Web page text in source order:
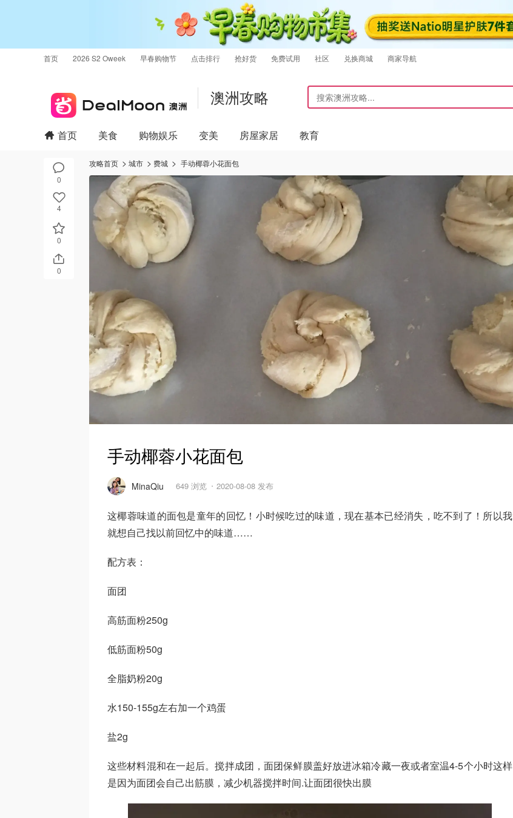
首页 2026 S2 Oweek 早春购物节 点击排行 抢好货 免费试用 社区 兑换商城 商家导航
澳洲攻略
0
4
0
0
首页 美食 购物娱乐 变美 房屋家居 教育
攻略首页 城市 费城 手动椰蓉小花面包
手动椰蓉小花面包
MinaQiu 649 浏览 2020-08-08 发布
这椰蓉味道的面包是童年的回忆！小时候吃过的味道，现在基本已经消失，吃不到了！所以我
就想自己找以前回忆中的味道……
配方表：
面团
高筋面粉250g
低筋面粉50g
全脂奶粉20g
水150-155g左右加一个鸡蛋
盐2g
这些材料混和在一起后。搅拌成团，面团保鲜膜盖好放进冰箱冷藏一夜或者室温4-5个小时这样
是因为面团会自己出筋膜，减少机器搅拌时间.让面团很快出膜